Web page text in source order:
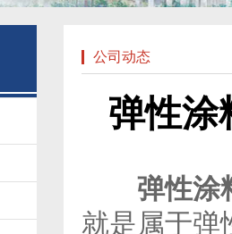
公司动态
弹性涂
弹性涂
就是属于弹